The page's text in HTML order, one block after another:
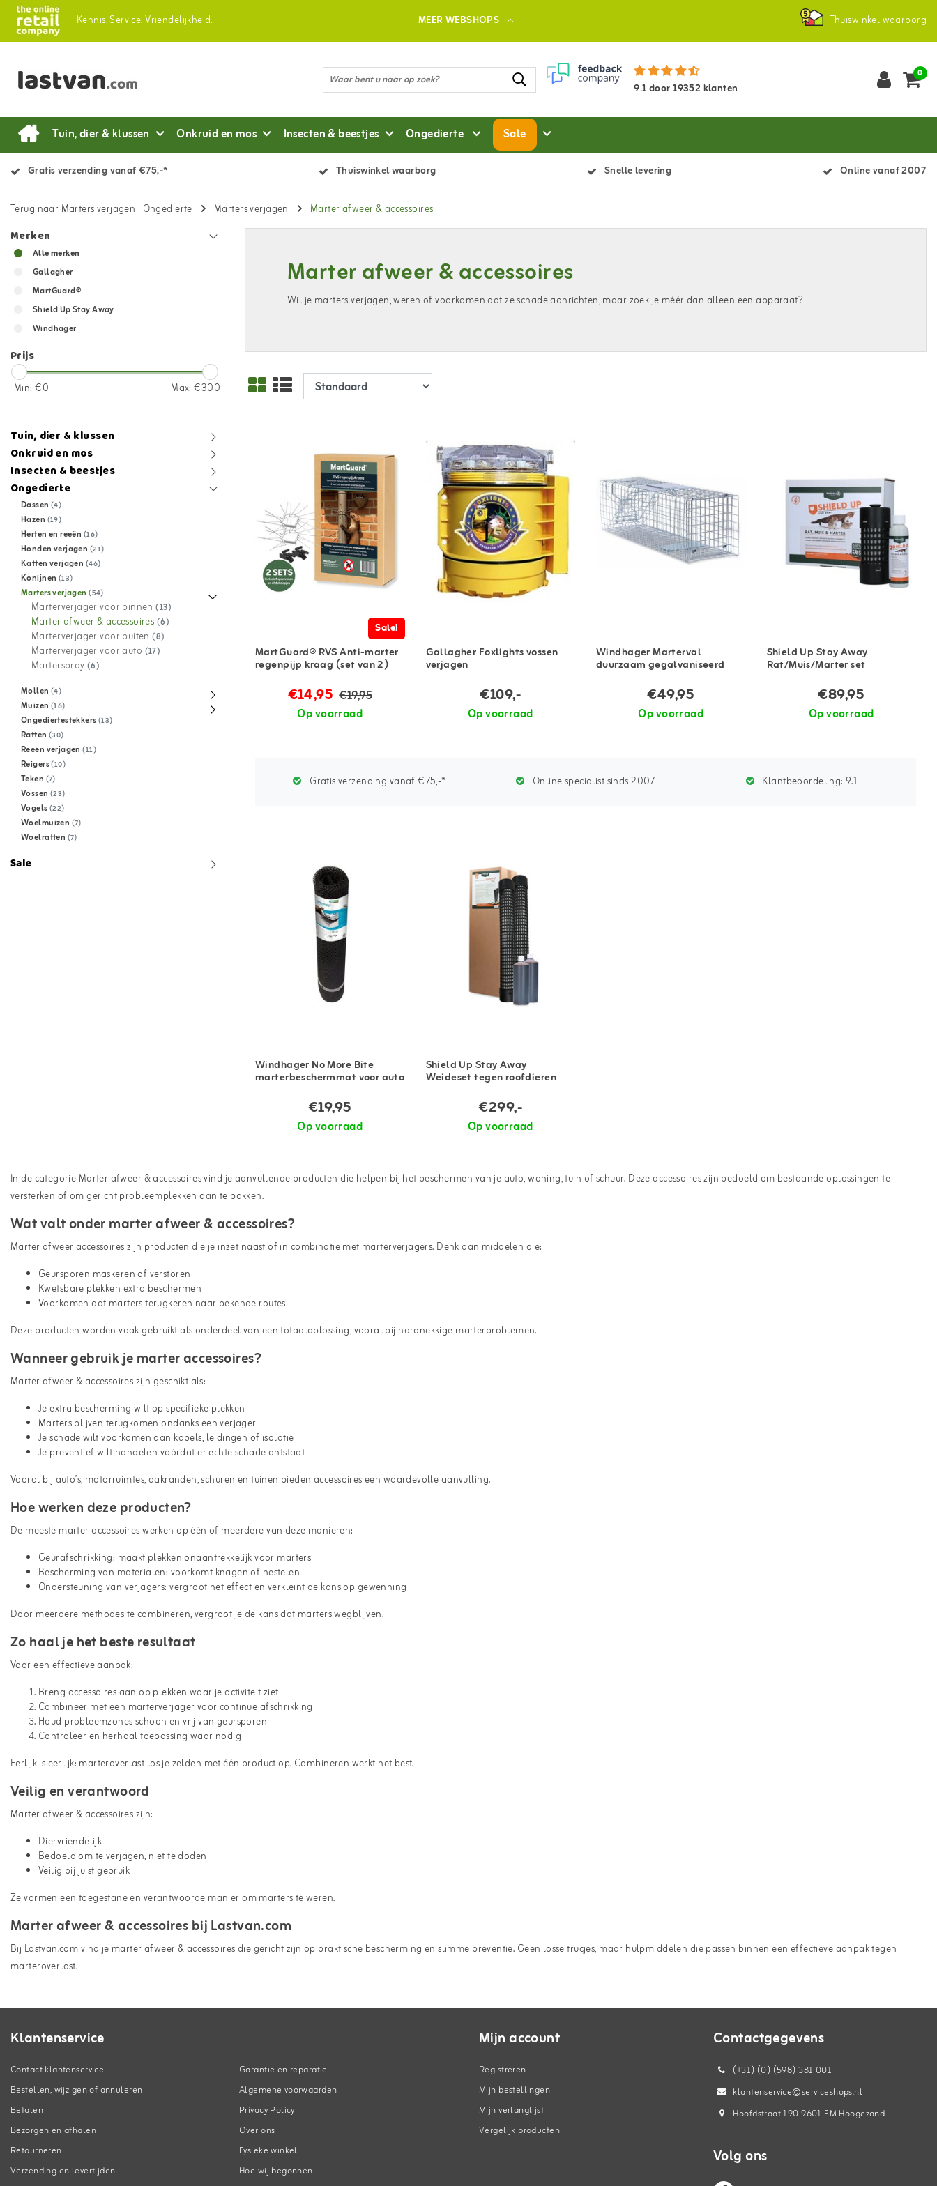
Kennis.Service.Vriendelijkheid. MEER WEBSHOPS Thuiswinkel waarborg
9.1door19352klanten
0
Tuin, dier & klussen Onkruid en mos Insecten & beestjes Ongedierte Sale
Gratis verzending vanaf €75,-* Thuiswinkel waarborg Snelle levering Online vanaf 2007
Terug naar Marters verjagen | Ongedierte Marters verjagen Marter afweer & accessoires
Merken
Alle merken
Gallagher
MartGuard®
Shield Up Stay Away
Windhager
Prijs
Min: €0 Max: €300
Tuin, dier & klussen
Onkruid en mos
Insecten & beestjes
Ongedierte
Dassen (4)
Hazen (19)
Herten en reeën (16)
Honden verjagen (21)
Katten verjagen (46)
Konijnen (13)
Marters verjagen(54)
Marterverjager voor binnen(13)
Marter afweer & accessoires (6)
Marterverjager voor buiten(8)
Marterverjager voor auto (17)
Marterspray(6)
Mollen (4)
Muizen (16)
Ongediertestekkers(13)
Ratten (30)
Reeën verjagen(11)
Reigers(10)
Teken (7)
Vossen (23)
Vogels(22)
Woelmuizen (7)
Woelratten (7)
Sale
Marter afweer & accessoires
Wil je marters verjagen, weren of voorkomen dat ze schade aanrichten, maar zoek je méér dan alleen een apparaat?
Sale!
MartGuard® RVS Anti-marter
regenpijp kraag (set van 2)
€14,95 €19,95
Op voorraad
Gallagher Foxlights vossen
verjagen
€109,-
Op voorraad
Windhager Marterval
duurzaam gegalvaniseerd
€49,95
Op voorraad
Shield Up Stay Away
Rat/Muis/Marter set
€89,95
Op voorraad
Gratis verzending vanaf €75,-* Online specialist sinds 2007 Klantbeoordeling:9.1
Windhager No More Bite
marterbeschermmat voor auto
€19,95
Op voorraad
Shield Up Stay Away
Weideset tegen roofdieren
€299,-
Op voorraad
In de categorie Marter afweer & accessoires vind je aanvullende producten die helpen bij het beschermen van je auto, woning, tuin of schuur. Deze accessoires zijn bedoeld om bestaande oplossingen te
versterken of om gericht probleemplekken aan te pakken.
Wat valt onder marter afweer & accessoires?
Marter afweer accessoires zijn producten die je inzet naast of in combinatie met marterverjagers. Denk aan middelen die:
Geursporen maskeren of verstoren
Kwetsbare plekken extra beschermen
Voorkomen dat marters terugkeren naar bekende routes
Deze producten worden vaak gebruikt als onderdeel van een totaaloplossing, vooral bij hardnekkige marterproblemen.
Wanneer gebruik je marter accessoires?
Marter afweer & accessoires zijn geschikt als:
Je extra bescherming wilt op specifieke plekken
Marters blijven terugkomen ondanks een verjager
Je schade wilt voorkomen aan kabels, leidingen of isolatie
Je preventief wilt handelen vóórdat er echte schade ontstaat
Vooral bij auto’s, motorruimtes, dakranden, schuren en tuinen bieden accessoires een waardevolle aanvulling.
Hoe werken deze producten?
De meeste marter accessoires werken op één of meerdere van deze manieren:
Geurafschrikking: maakt plekken onaantrekkelijk voor marters
Bescherming van materialen: voorkomt knagen of nestelen
Ondersteuning van verjagers: vergroot het effect en verkleint de kans op gewenning
Door meerdere methodes te combineren, vergroot je de kans dat marters wegblijven.
Zo haal je het beste resultaat
Voor een effectieve aanpak:
Breng accessoires aan op plekken waar je activiteit ziet
Combineer met een marterverjager voor continue afschrikking
Houd probleemzones schoon en vrij van geursporen
Controleer en herhaal toepassing waar nodig
Eerlijk is eerlijk: marteroverlast los je zelden met één product op. Combineren werkt het best.
Veilig en verantwoord
Marter afweer & accessoires zijn:
Diervriendelijk
Bedoeld om te verjagen, niet te doden
Veilig bij juist gebruik
Ze vormen een toegestane en verantwoorde manier om marters te weren.
Marter afweer & accessoires bij Lastvan.com
Bij Lastvan.com vind je marter afweer & accessoires die gericht zijn op praktische bescherming en slimme preventie. Geen losse trucjes, maar hulpmiddelen die passen binnen een effectieve aanpak tegen
marteroverlast.
Klantenservice
Contact klantenservice
Bestellen, wijzigen of annuleren
Betalen
Bezorgen en afhalen
Retourneren
Verzending en levertijden
Garantie en reparatie
Algemene voorwaarden
Privacy Policy
Over ons
Fysieke winkel
Hoe wij begonnen
Mijn account
Registreren
Mijn bestellingen
Mijn verlanglijst
Vergelijk producten
Contactgegevens
(+31) (0) (598) 381 001
klantenservice@serviceshops.nl
Hoofdstraat 190 9601 EM Hoogezand
Volg ons